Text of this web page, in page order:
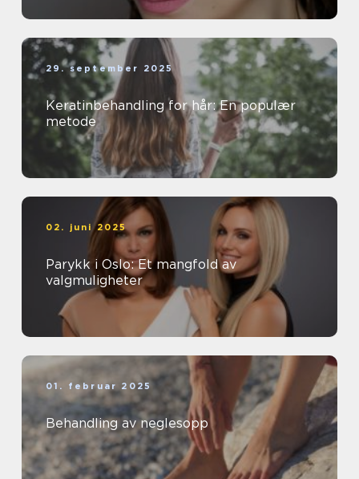
29. september 2025
Keratinbehandling for hår: En populær
metode
02. juni 2025
Parykk i Oslo: Et mangfold av
valgmuligheter
01. februar 2025
Behandling av neglesopp